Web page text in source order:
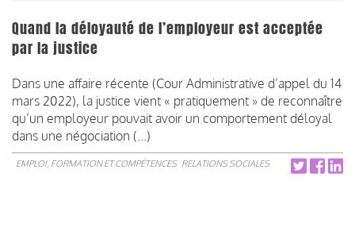
Quand la déloyauté de l’employeur est acceptée
par la justice
Dans une affaire récente (Cour Administrative d’appel du 14
mars 2022), la justice vient « pratiquement » de reconnaître
qu’un employeur pouvait avoir un comportement déloyal
dans une négociation (...)
EMPLOI, FORMATION ET COMPÉTENCES RELATIONS SOCIALES